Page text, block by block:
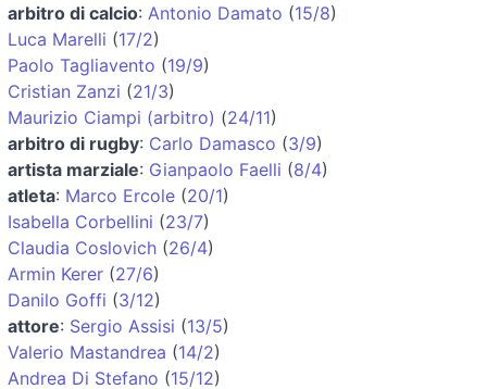
arbitro di calcio: Antonio Damato (15/8)
Luca Marelli (17/2)
Paolo Tagliavento (19/9)
Cristian Zanzi (21/3)
Maurizio Ciampi (arbitro) (24/11)
arbitro di rugby: Carlo Damasco (3/9)
artista marziale: Gianpaolo Faelli (8/4)
atleta: Marco Ercole (20/1)
Isabella Corbellini (23/7)
Claudia Coslovich (26/4)
Armin Kerer (27/6)
Danilo Goffi (3/12)
attore: Sergio Assisi (13/5)
Valerio Mastandrea (14/2)
Andrea Di Stefano (15/12)